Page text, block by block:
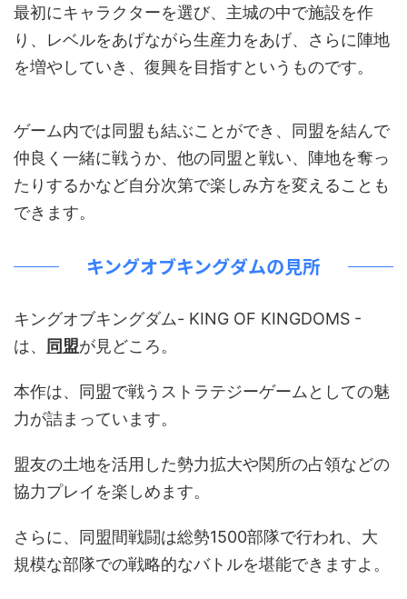
最初にキャラクターを選び、主城の中で施設を作
り、レベルをあげながら生産力をあげ、さらに陣地
を増やしていき、復興を目指すというものです。
ゲーム内では同盟も結ぶことができ、同盟を結んで
仲良く一緒に戦うか、他の同盟と戦い、陣地を奪っ
たりするかなど自分次第で楽しみ方を変えることも
できます。
キングオブキングダムの見所
キングオブキングダム- KING OF KINGDOMS -
は、
同盟が見どころ。
本作は、同盟で戦うストラテジーゲームとしての魅
力が詰まっています。
盟友の土地を活用した勢力拡大や関所の占領などの
協力プレイを楽しめます。
さらに、同盟間戦闘は総勢1500部隊で行われ、大
規模な部隊での戦略的なバトルを堪能できますよ。